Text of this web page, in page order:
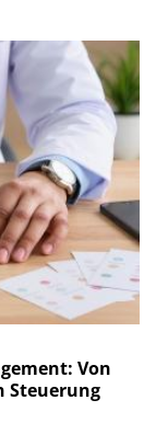
Von
Steuerung